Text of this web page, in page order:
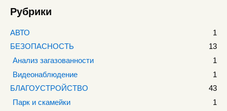
Рубрики
АВТО
1
БЕЗОПАСНОСТЬ
13
Анализ загазованности
1
Видеонаблюдение
1
БЛАГОУСТРОЙСТВО
43
Парк и скамейки
1